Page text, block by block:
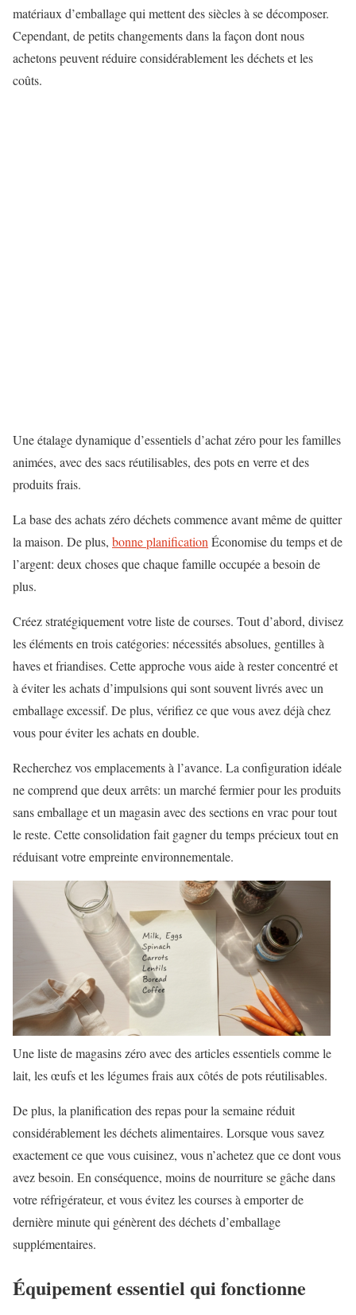
matériaux d’emballage qui mettent des siècles à se décomposer.
Cependant, de petits changements dans la façon dont nous
achetons peuvent réduire considérablement les déchets et les
coûts.
Une étalage dynamique d’essentiels d’achat zéro pour les familles
animées, avec des sacs réutilisables, des pots en verre et des
produits frais.
La base des achats zéro déchets commence avant même de quitter
la maison. De plus, bonne planification Économise du temps et de
l’argent: deux choses que chaque famille occupée a besoin de
plus.
Créez stratégiquement votre liste de courses. Tout d’abord, divisez
les éléments en trois catégories: nécessités absolues, gentilles à
haves et friandises. Cette approche vous aide à rester concentré et
à éviter les achats d’impulsions qui sont souvent livrés avec un
emballage excessif. De plus, vérifiez ce que vous avez déjà chez
vous pour éviter les achats en double.
Recherchez vos emplacements à l’avance. La configuration idéale
ne comprend que deux arrêts: un marché fermier pour les produits
sans emballage et un magasin avec des sections en vrac pour tout
le reste. Cette consolidation fait gagner du temps précieux tout en
réduisant votre empreinte environnementale.
Une liste de magasins zéro avec des articles essentiels comme le
lait, les œufs et les légumes frais aux côtés de pots réutilisables.
De plus, la planification des repas pour la semaine réduit
considérablement les déchets alimentaires. Lorsque vous savez
exactement ce que vous cuisinez, vous n’achetez que ce dont vous
avez besoin. En conséquence, moins de nourriture se gâche dans
votre réfrigérateur, et vous évitez les courses à emporter de
dernière minute qui génèrent des déchets d’emballage
supplémentaires.
Équipement essentiel qui fonctionne